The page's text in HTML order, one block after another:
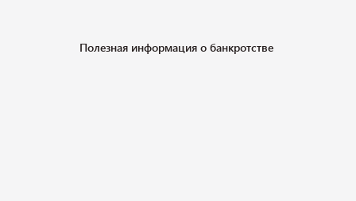
Полезная информация о банкротстве